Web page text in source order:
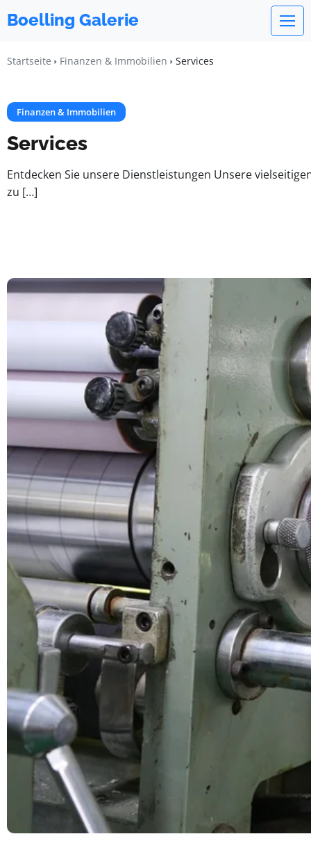
Boelling Galerie
Startseite Finanzen & Immobilien Services
Finanzen & Immobilien
Services
Entdecken Sie unsere Dienstleistungen Unsere
zu […]